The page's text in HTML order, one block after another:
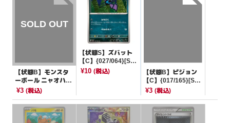
【状態B】モンスタ
ーボール ニャオハマ
ーク【-】{056/066}
¥3 (税込)
【状態S】ズバット
【C】{027/064}[SV
6a]
¥10(税込)
【状態B】ピジョン
【C】{017/165}[SV
2a]
¥3 (税込)